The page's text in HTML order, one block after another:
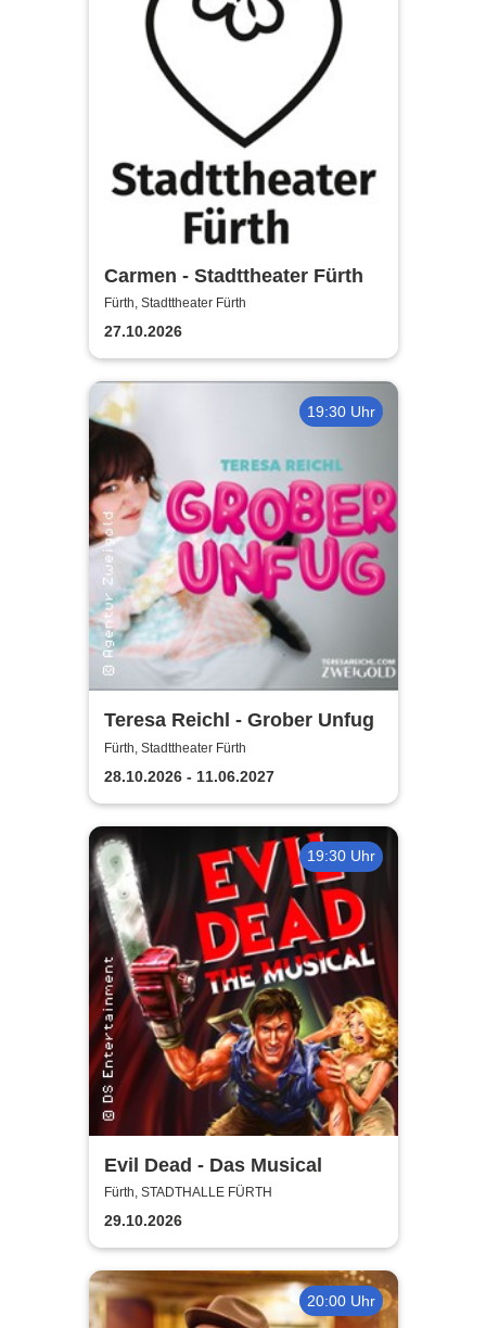
Carmen - Stadttheater Fürth
Fürth, Stadttheater Fürth
27.10.2026
19:30 Uhr
Teresa Reichl - Grober Unfug
Fürth, Stadttheater Fürth
28.10.2026 - 11.06.2027
19:30 Uhr
Evil Dead - Das Musical
Fürth, STADTHALLE FÜRTH
29.10.2026
20:00 Uhr